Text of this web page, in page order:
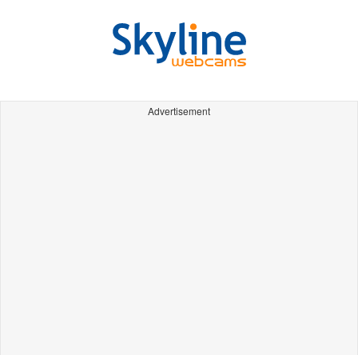
Advertisement